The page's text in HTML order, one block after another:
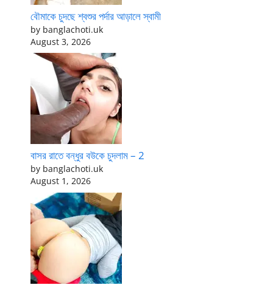
বৌমাকে চুদছে শ্বশুর পর্দার আড়ালে স্বামী
by banglachoti.uk
August 3, 2026
বাসর রাতে বন্ধুর বউকে চুদলাম – 2
by banglachoti.uk
August 1, 2026